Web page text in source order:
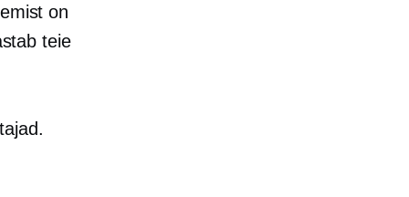
on
teie